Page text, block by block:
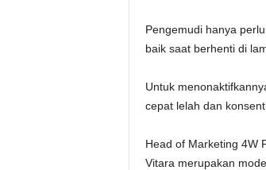
Pengemudi hanya
baik saat berhenti di
Untuk
cepat lelah dan
Head of Marketing 4W
Vitara merupakan